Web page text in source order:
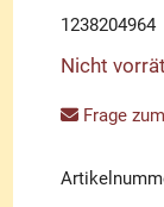
1238204964
Nicht
Frage